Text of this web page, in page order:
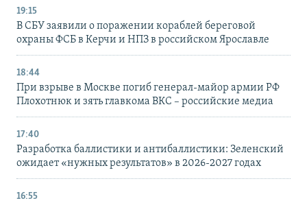
19:15
В СБУ заявили о поражении кораблей береговой
охраны ФСБ в Керчи и НПЗ в российском Ярославле
18:44
При взрыве в Москве погиб генерал-майор армии РФ
Плохотнюк и зять главкома ВКС – российские медиа
17:40
Разработка баллистики и антибаллистики: Зеленский
ожидает «нужных результатов» в 2026-2027 годах
16:55